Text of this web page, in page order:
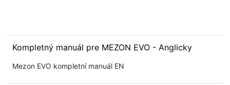
Kompletný manuál pre MEZON EVO - Anglicky
Mezon EVO kompletní manuál EN